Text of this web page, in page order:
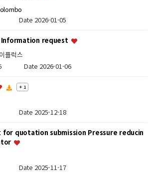
Date 2026-01-05
request
플럭스
Date 2026-01-06
+ 1
Date 2025-12-18
for quotation submission Pressure reducin
Date 2025-11-17